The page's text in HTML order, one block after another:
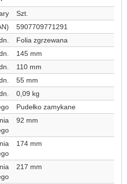
Szt.
5907709771291
Folia zgrzewana
145 mm
110 mm
55 mm
0,09 kg
Pudełko zamykane
92 mm
174 mm
217 mm